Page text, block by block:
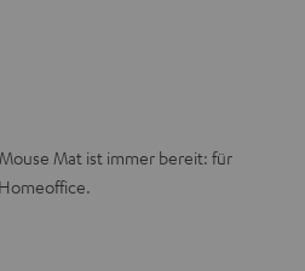
Mat ist immer bereit: für